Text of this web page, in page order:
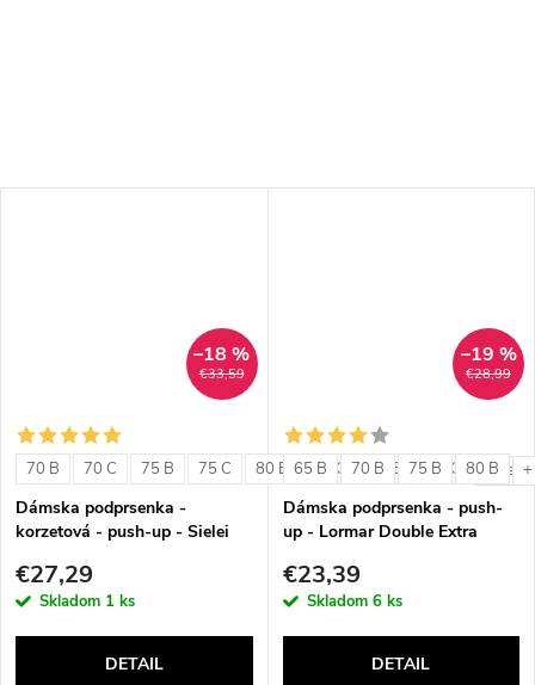
€33,59
–18 %
70 B 70 C 75 B 75 C 80 B 80 C 85 B 85 C +
Dámska podprsenka -
korzetová - push-up - Sielei
€27,29
Skladom 1 ks
DETAIL
€28,99
–19 %
65 B 70 B 75 B 80 B
Dámska podprsenka - push-
up - Lormar Double Extra
€23,39
Skladom 6 ks
DETAIL